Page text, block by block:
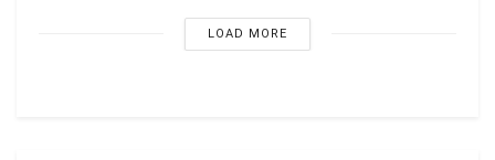
LOAD MORE